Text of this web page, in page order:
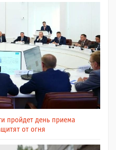
пройдет день приема
от огня